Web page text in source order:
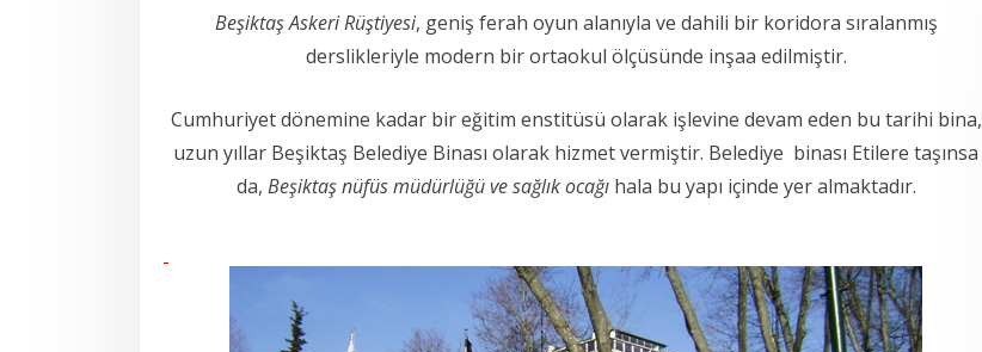
Beşiktaş Askeri Rüştiyesi, geniş ferah oyun alanıyla ve dahili bir koridora sıralanmış
derslikleriyle modern bir ortaokul ölçüsünde inşaa edilmiştir.
Cumhuriyet dönemine kadar bir eğitim enstitüsü olarak işlevine devam eden bu tarihi bina,
uzun yıllar Beşiktaş Belediye Binası olarak hizmet vermiştir. Belediye binası Etilere taşınsa
da, Beşiktaş nüfüs müdürlüğü ve sağlık ocağı hala bu yapı içinde yer almaktadır.